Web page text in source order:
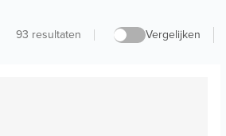
93 resultaten Vergelijken